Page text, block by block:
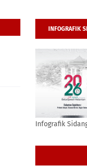
INFOGRAFIK
Infografik